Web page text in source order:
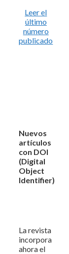
Leer el
último
número
publicado
Nuevos
artículos
con DOI
(Digital
Object
Identifier)
La revista
incorpora
ahora el